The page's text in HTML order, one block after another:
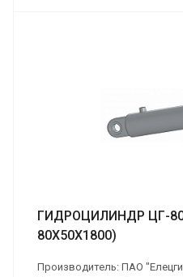
ГИДРОЦИЛИНДР ЦГ-
80Х50Х1800)
Производитель: ПАО